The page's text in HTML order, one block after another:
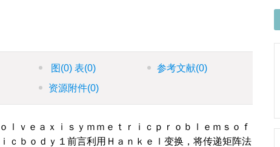
图 (0) 表(0) 参考文献(0)
资源附件(0)
ｌｖｅａｘｉｓｙｍｍｅｔｒｉｃｐｒｏｂｌｅｍｓｏｆ
ｃｂｏｄｙ１前言利用Ｈａｎｋｅｌ变换，将传递矩阵法